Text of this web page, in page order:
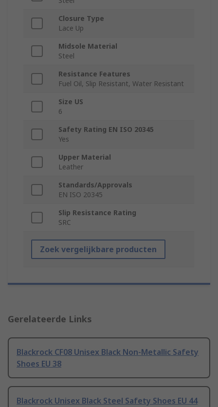
Closure Type
Lace Up
Midsole Material
Steel
Resistance Features
Fuel Oil, Slip Resistant, Water Resistant
Size US
6
Safety Rating EN ISO 20345
Yes
Upper Material
Leather
Standards/Approvals
EN ISO 20345
Slip Resistance Rating
SRC
Zoek vergelijkbare producten
Gerelateerde Links
Blackrock CF08 Unisex Black Non-Metallic Safety
Shoes EU 38
Blackrock Unisex Black Steel Safety Shoes EU 44